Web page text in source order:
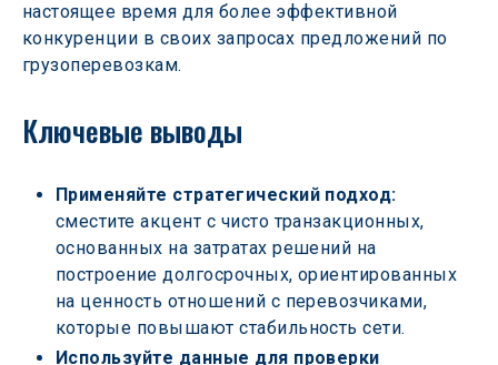
настоящее время для более эффективной
конкуренции в своих запросах предложений по
грузоперевозкам.
Ключевые выводы
Применяйте стратегический подход:
сместите акцент с чисто транзакционных,
основанных на затратах решений на
построение долгосрочных, ориентированных
на ценность отношений с перевозчиками,
которые повышают стабильность сети.
Используйте данные для проверки